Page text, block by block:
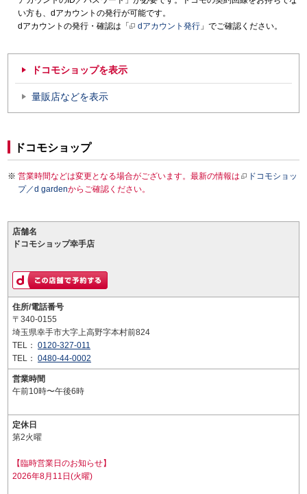
い方も、dアカウントの発行が可能です。
dアカウントの発行・確認は「
dアカウント発行 」でご確認ください。
ドコモショップを表示
量販店などを表示
ドコモショップ
営業時間などは変更となる場合がございます。最新の情報は
ドコモショッ
プ／d gardenからご確認ください。
店舗名
ドコモショップ幸手店
住所/電話番号
〒340-0155
埼玉県幸手市大字上高野字本村前824
TEL： 0120-327-011
TEL： 0480-44-0002
営業時間
午前10時〜午後6時
定休日
第2火曜
【臨時営業日のお知らせ】
2026年8月11日(火曜)